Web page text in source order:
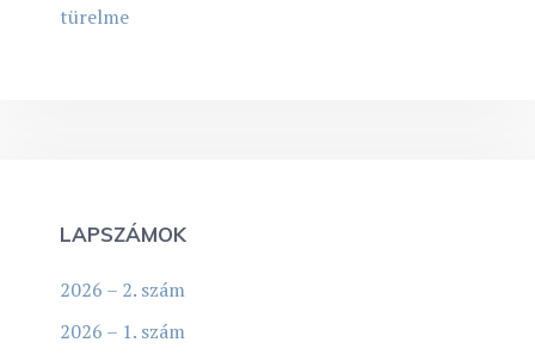
türelme
LAPSZÁMOK
2026 – 2. szám
2026 – 1. szám